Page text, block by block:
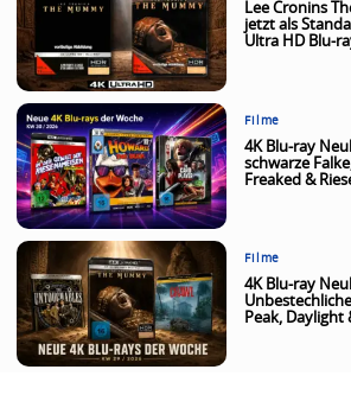
Lee Cronins
jetzt als
Ultra HD Blu-
Filme
4K Blu-ray
schwarze
Freaked &
Filme
4K Blu-ray
Peak, Daylight